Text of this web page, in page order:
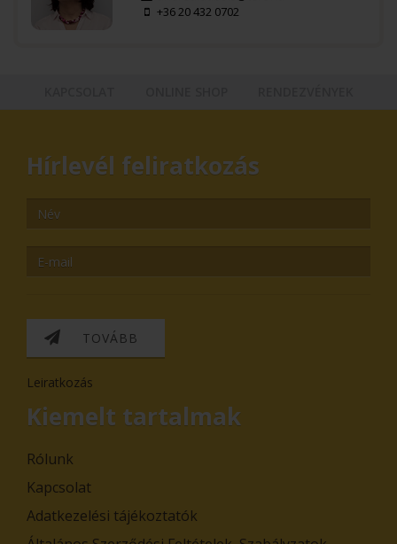
+36 20 432 0702
Hírlevél feliratkozás
TOVÁBB
Leiratkozás
Kiemelt tartalmak
Rólunk
Kapcsolat
Adatkezelési tájékoztatók